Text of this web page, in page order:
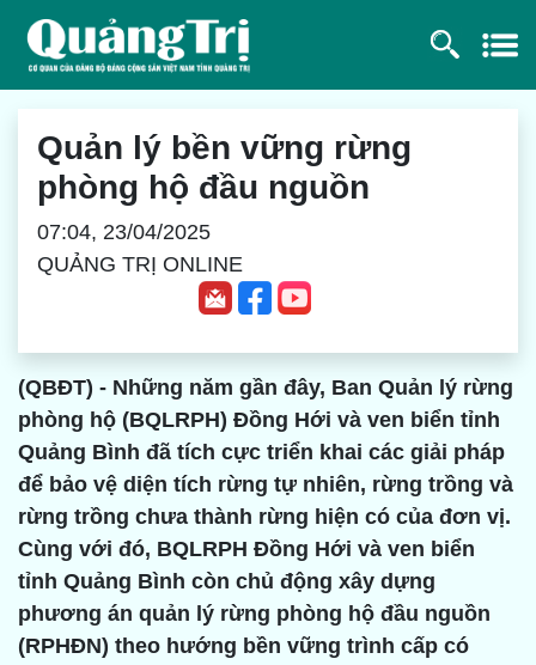
Quản lý bền vững rừng
phòng hộ đầu nguồn
07:04, 23/04/2025
QUẢNG TRỊ ONLINE
(QBĐT) - Những năm gần đây, Ban Quản lý rừng
phòng hộ (BQLRPH) Đồng Hới và ven biển tỉnh
Quảng Bình đã tích cực triển khai các giải pháp
để bảo vệ diện tích rừng tự nhiên, rừng trồng và
rừng trồng chưa thành rừng hiện có của đơn vị.
Cùng với đó, BQLRPH Đồng Hới và ven biển
tỉnh Quảng Bình còn chủ động xây dựng
phương án quản lý rừng phòng hộ đầu nguồn
(RPHĐN) theo hướng bền vững trình cấp có